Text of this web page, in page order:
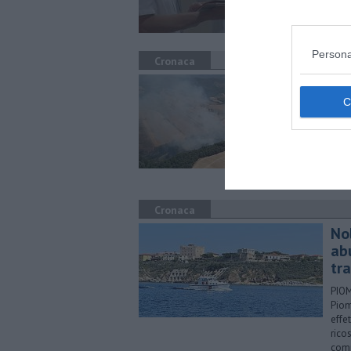
Cronaca
Cronaca